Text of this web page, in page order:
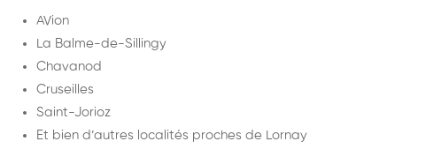
AVion
La Balme-de-Sillingy
Chavanod
Cruseilles
Saint-Jorioz
Et bien d’autres localités proches de Lornay